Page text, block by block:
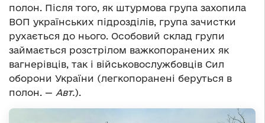
полон. Після того, як штурмова група захопила
ВОП українських підрозділів, група зачистки
рухається до нього. Особовий склад групи
займається розстрілом важкопоранених як
вагнерівців, так і військовослужбовців Сил
оборони України (легкопоранені беруться в
полон. — Авт.).